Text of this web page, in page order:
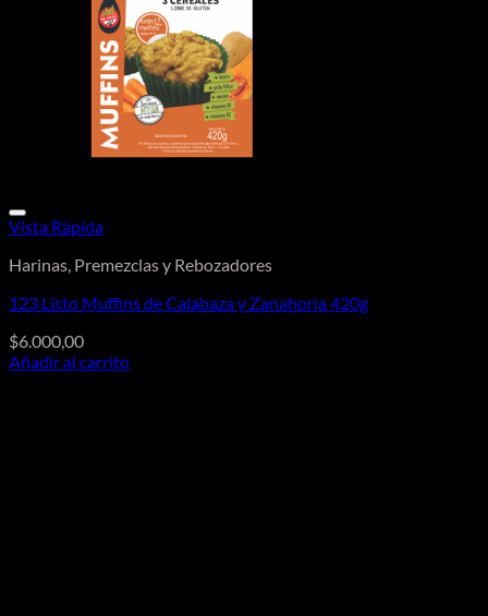
Vista Rápida
Harinas, Premezclas y Rebozadores
123 Listo Muffins de Calabaza y Zanahoria 420g
$6.000,00
Añadir al carrito